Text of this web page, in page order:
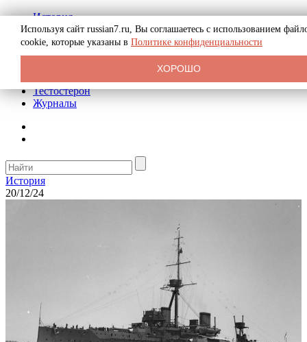
История
Биография
Криминал
Реклама на сайте
Тестостерон
Журналы
История
20/12/24
Используя сайт russian7.ru, Вы соглашаетесь с использованием
cookie, которые указаны в Политике конфиденциальности
ХОРОШО